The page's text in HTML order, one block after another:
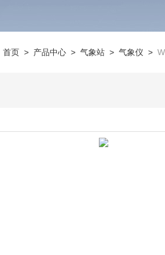
首页> 产品中心> 气象站> 气象仪 >